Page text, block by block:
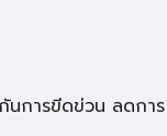
นการขีดข่วน ลดการ